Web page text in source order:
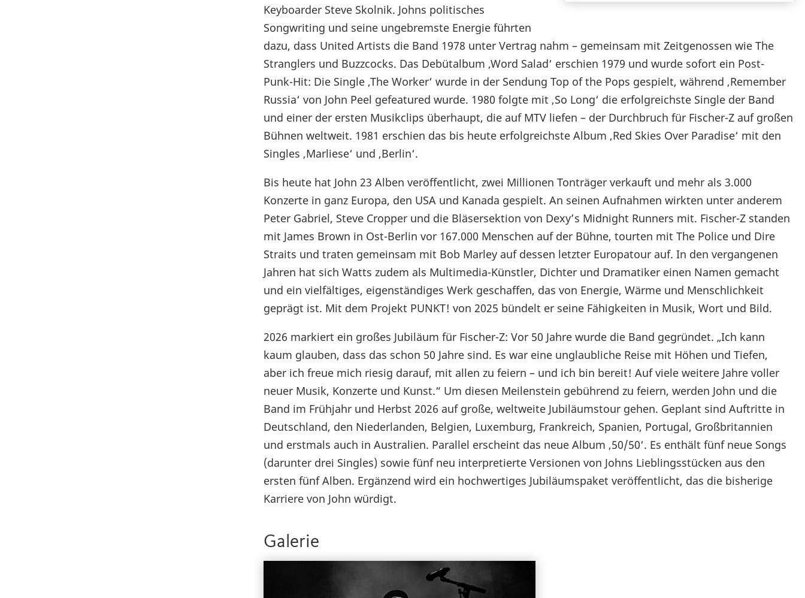
Keyboarder Steve Skolnik. Johns politisches
Songwriting und seine ungebremste Energie führten
dazu, dass United Artists die Band 1978 unter Vertrag nahm – gemeinsam mit Zeitgenossen wie The
Stranglers und Buzzcocks. Das Debütalbum ‚Word Salad‘ erschien 1979 und wurde sofort ein Post-
Punk-Hit: Die Single ‚The Worker‘ wurde in der Sendung Top of the Pops gespielt, während ‚Remember
Russia‘ von John Peel gefeatured wurde. 1980 folgte mit ‚So Long‘ die erfolgreichste Single der Band
und einer der ersten Musikclips überhaupt, die auf MTV liefen – der Durchbruch für Fischer-Z auf großen
Bühnen weltweit. 1981 erschien das bis heute erfolgreichste Album ‚Red Skies Over Paradise‘ mit den
Singles ‚Marliese‘ und ‚Berlin‘.
Bis heute hat John 23 Alben veröffentlicht, zwei Millionen Tonträger verkauft und mehr als 3.000
Konzerte in ganz Europa, den USA und Kanada gespielt. An seinen Aufnahmen wirkten unter anderem
Peter Gabriel, Steve Cropper und die Bläsersektion von Dexy’s Midnight Runners mit. Fischer-Z standen
mit James Brown in Ost-Berlin vor 167.000 Menschen auf der Bühne, tourten mit The Police und Dire
Straits und traten gemeinsam mit Bob Marley auf dessen letzter Europatour auf. In den vergangenen
Jahren hat sich Watts zudem als Multimedia-Künstler, Dichter und Dramatiker einen Namen gemacht
und ein vielfältiges, eigenständiges Werk geschaffen, das von Energie, Wärme und Menschlichkeit
geprägt ist. Mit dem Projekt PUNKT! von 2025 bündelt er seine Fähigkeiten in Musik, Wort und Bild.
2026 markiert ein großes Jubiläum für Fischer-Z: Vor 50 Jahre wurde die Band gegründet. „Ich kann
kaum glauben, dass das schon 50 Jahre sind. Es war eine unglaubliche Reise mit Höhen und Tiefen,
aber ich freue mich riesig darauf, mit allen zu feiern – und ich bin bereit! Auf viele weitere Jahre voller
neuer Musik, Konzerte und Kunst.“ Um diesen Meilenstein gebührend zu feiern, werden John und die
Band im Frühjahr und Herbst 2026 auf große, weltweite Jubiläumstour gehen. Geplant sind Auftritte in
Deutschland, den Niederlanden, Belgien, Luxemburg, Frankreich, Spanien, Portugal, Großbritannien
und erstmals auch in Australien. Parallel erscheint das neue Album ‚50/50‘. Es enthält fünf neue Songs
(darunter drei Singles) sowie fünf neu interpretierte Versionen von Johns Lieblingsstücken aus den
ersten fünf Alben. Ergänzend wird ein hochwertiges Jubiläumspaket veröffentlicht, das die bisherige
Karriere von John würdigt.
Galerie